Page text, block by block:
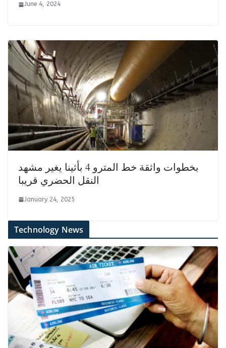
June 4, 2024
بخطوات واثقة خط المترو 4 بأثينا يغير مشهد
النقل الحضري قريبا
January 24, 2025
Technology News